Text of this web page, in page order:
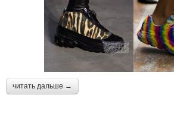
читать дальше →